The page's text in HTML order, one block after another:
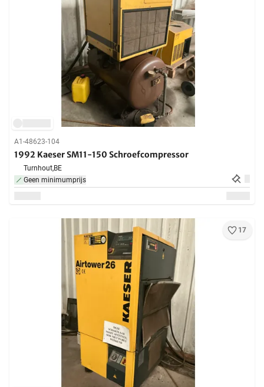
A1-48623-104
1992 Kaeser SM11-150 Schroefcompressor
Turnhout,BE
Geen minimumprijs
17